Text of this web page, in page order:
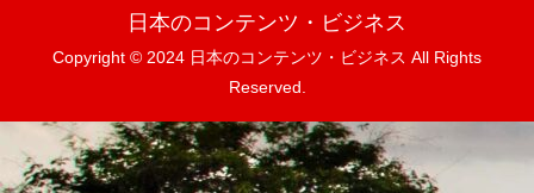
日本のコンテンツ・ビジネス
Copyright © 2024 日本のコンテンツ・ビジネス All Rights
Reserved.